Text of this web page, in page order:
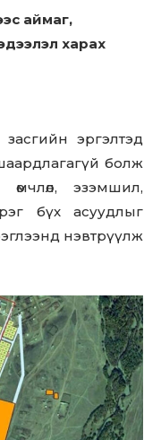
аймаг,
харах
эргэлтэд
болж
эзэмшил,
бүх асуудлыг
нэвтрүүлж